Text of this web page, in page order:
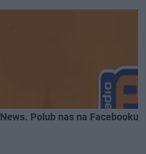
Polub nas na Facebooku!